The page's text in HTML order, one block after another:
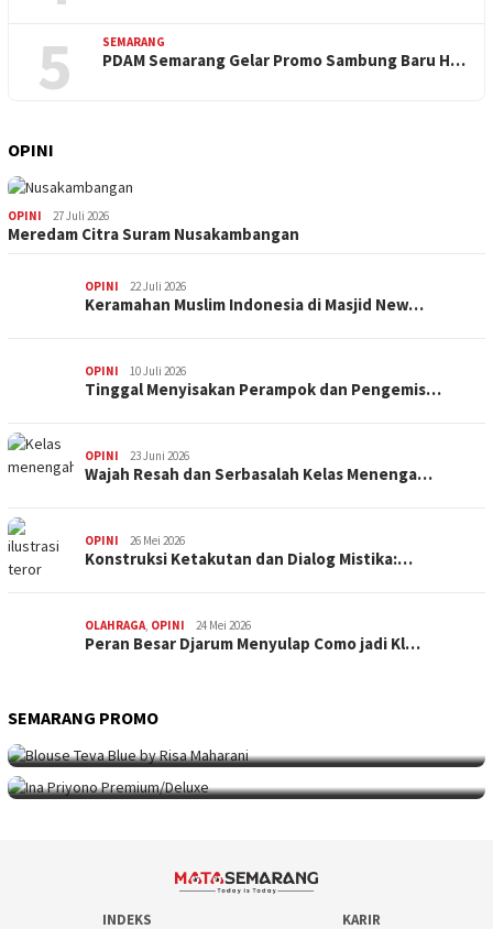
5 SEMARANG
PDAM Semarang Gelar Promo Sambung Baru H…
OPINI
OPINI 27 Juli 2026
Meredam Citra Suram Nusakambangan
OPINI 22 Juli 2026
Keramahan Muslim Indonesia di Masjid New…
OPINI 10 Juli 2026
Tinggal Menyisakan Perampok dan Pengemis…
OPINI 23 Juni 2026
Wajah Resah dan Serbasalah Kelas Menenga…
OPINI 26 Mei 2026
Konstruksi Ketakutan dan Dialog Mistika:…
OLAHRAGA OPINI 24 Mei 2026
Peran Besar Djarum Menyulap Como jadi Kl…
SEMARANG PROMO
SEMARANG PROMO 9 Mei 2026
SEMARANG PROMO 5 Mei 2026
Intip Koleksi Ina Priyono, Jenama Fesyen…
INDEKS KARIR